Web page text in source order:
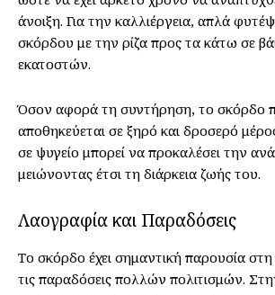
άνοιξη. Για την καλλιέργεια, απλά
σκόρδου με την ρίζα προς τα κάτω σε
εκατοστών.
Όσον αφορά τη συντήρηση, το σκόρδο
αποθηκεύεται σε ξηρό και δροσερό
σε ψυγείο μπορεί να προκαλέσει την
μειώνοντας έτσι τη διάρκεια ζωής του.
Λαογραφία και Παραδόσεις
Το σκόρδο έχει σημαντική παρουσία
τις παραδόσεις πολλών πολιτισμών.